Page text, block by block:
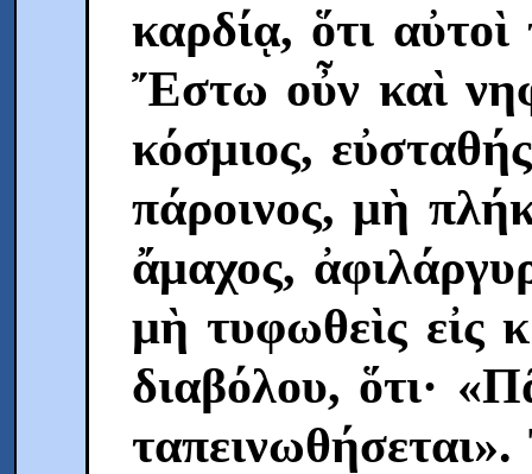
καρδίᾳ, ὅτι
Ἔστω οὖν καὶ
κόσμιος,
πάροινος, μὴ
ἄμαχος,
μὴ τυφωθεὶς εἰς
διαβόλου, ὅτι·
ταπεινωθήσεται».